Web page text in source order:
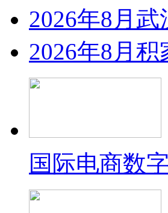
2026年8月
2026年8月
国际电商数